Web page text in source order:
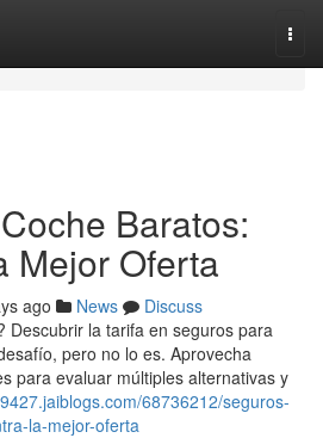
Baratos:
Mejor Oferta
ago News
Discuss
Descubrir la tarifa en seguros para
pero no lo es. Aprovecha
para evaluar múltiples alternativas y
68736212/seguros-
la-mejor-oferta